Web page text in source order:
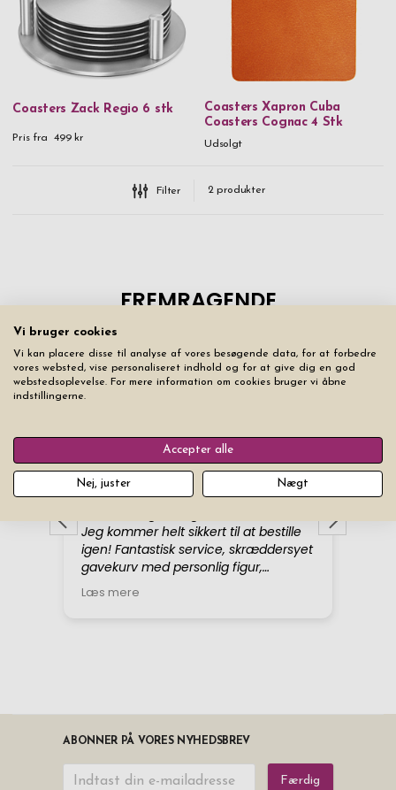
Coasters Zack Regio 6 stk
Pris fra 499 kr
Coasters Xapron Cuba
Coasters Cognac 4 Stk
Udsolgt
Filter 2produkter
ABONNER PÅ VORES NYHEDSBREV
Færdig
Vi bruger cookies
Vi kan placere disse til analyse af vores besøgende data, for at forbedre
vores websted, vise personaliseret indhold og for at give dig en god
webstedsoplevelse. For mere information om cookies bruger vi åbne
indstillingerne.
Accepter alle
Nej, juster Nægt